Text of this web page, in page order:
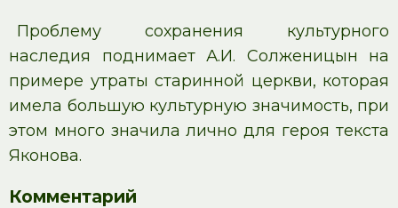
Проблему сохранения культурного
наследия поднимает А.И. Солженицын на
примере утраты старинной церкви, которая
имела большую культурную значимость, при
этом много значила лично для героя текста
Яконова.
Комментарий